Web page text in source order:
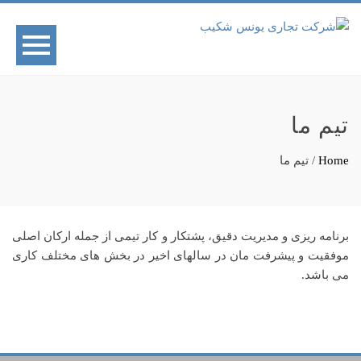
تیم ما
Home
/ تیم ما
برنامه ریزی و مدیریت دقیق، پشتکار و کار تیمی از جمله ارکان اصلی
موفقیت و پیشرفت مان در سالهای اخیر در بخش های مختلف کاری
می باشد.